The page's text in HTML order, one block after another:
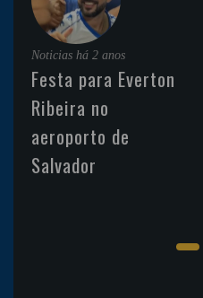
Noticias há 2 anos
Festa para Everton
Ribeira no
aeroporto de
Salvador